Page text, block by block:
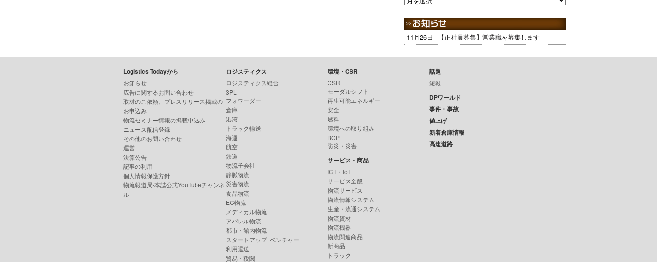
11月26日 【正社員募集】営業職を募集します
Logistics Todayから
お知らせ
広告に関するお問い合わせ
取材のご依頼、プレスリリース掲載の
お申込み
物流セミナー情報の掲載申込み
ニュース配信登録
その他のお問い合わせ
運営
決算公告
記事の利用
個人情報保護方針
物流報道局-本誌公式YouTubeチャンネ
ル-
ロジスティクス
ロジスティクス総合
3PL
フォワーダー
倉庫
港湾
トラック輸送
海運
航空
鉄道
物流子会社
静脈物流
災害物流
食品物流
EC物流
メディカル物流
アパレル物流
都市・館内物流
スタートアップ･ベンチャー
利用運送
貿易・税関
環境・CSR
CSR
モーダルシフト
再生可能エネルギー
安全
燃料
環境への取り組み
BCP
防災・災害
サービス・商品
ICT・IoT
サービス全般
物流サービス
物流情報システム
生産・流通システム
物流資材
物流機器
物流関連商品
新商品
トラック
話題
短報
DPワールド
事件・事故
値上げ
新着倉庫情報
高速道路